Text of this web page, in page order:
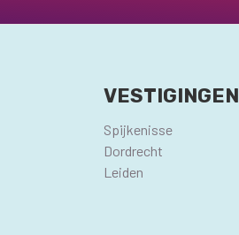
VESTIGINGEN
Spijkenisse
Dordrecht
Leiden